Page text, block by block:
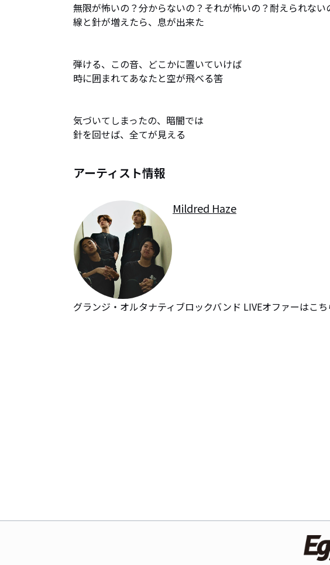
無限が怖いの？分からないの？それが怖いの？耐えられない
線と針が増えたら、息が出来た
弾ける、この音、どこかに置いていけば
時に囲まれてあなたと空が飛べる筈
気づいてしまったの、暗闇では
針を回せば、全てが見える
アーティスト情報
Mildred Haze
グランジ・オルタナティブロックバンド LIVEオファーはこ